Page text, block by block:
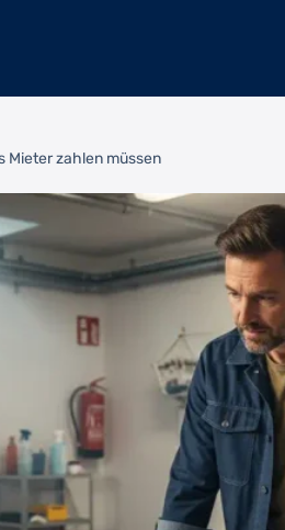
Mieter zahlen müssen